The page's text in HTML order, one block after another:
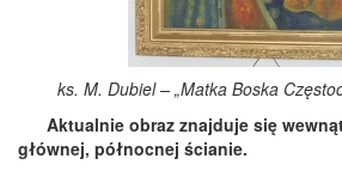
ks. M. Dubiel – „Matka Boska
Aktualnie obraz znajduje się
głównej, północnej ścianie.